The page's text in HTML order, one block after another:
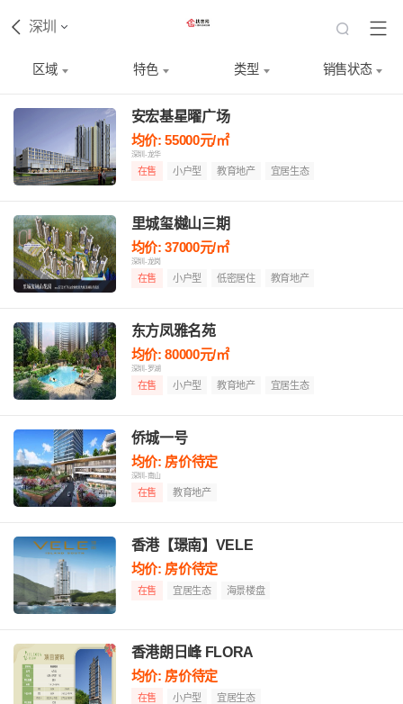
深圳
区域 特色 类型 销售状态
安宏基星曜广场
均价: 55000元/㎡
深圳-龙华
在售 小户型 教育地产 宜居生态
里城玺樾山三期
均价: 37000元/㎡
深圳-龙岗
在售 小户型 低密居住 教育地产
东方凤雅名苑
均价: 80000元/㎡
深圳-罗湖
在售 小户型 教育地产 宜居生态
侨城一号
均价: 房价待定
深圳-南山
在售 教育地产
香港【璟南】VELE
均价: 房价待定
在售 宜居生态 海景楼盘
香港朗日峰 FLORA
均价: 房价待定
在售 小户型 宜居生态